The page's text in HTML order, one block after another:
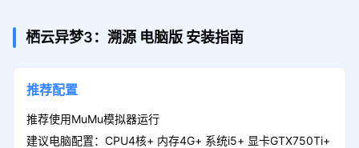
栖云异梦3：溯源 电脑版 安装指南
推荐配置
推荐使用MuMu模拟器运行
建议电脑配置：CPU4核+ 内存4G+ 系统i5+ 显卡GTX750Ti+